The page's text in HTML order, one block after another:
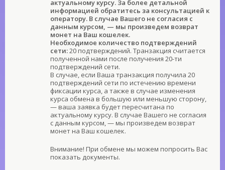
актуальному курсу. За более детальной
информацией обратитесь за консультацией к
оператору. В случае Вашего не согласия с
данным курсом, — мы произведем возврат
монет на Ваш кошелек.
Необходимое количество подтверждений
сети:20 подтверждений. Транзакция считается
полученной нами после получения 20-ти
подтверждений сети.
В случае, если Ваша транзакция получила 20
подтверждений сети по истечению времени
фиксации курса, а также в случае изменения
курса обмена в большую или меньшую сторону,
— ваша заявка будет пересчитана по
актуальному курсу. В случае Вашего не согласия
с данным курсом, — мы произведем возврат
монет на Ваш кошелек.
Внимание! При обмене мы можем попросить Вас
показать документы.